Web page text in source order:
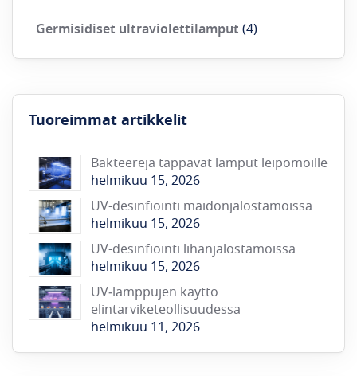
Germisidiset ultraviolettilamput (4)
Tuoreimmat artikkelit
Bakteereja tappavat lamput leipomoille
helmikuu 15, 2026
UV-desinfiointi maidonjalostamoissa
helmikuu 15, 2026
UV-desinfiointi lihanjalostamoissa
helmikuu 15, 2026
UV‑lamppujen käyttö
elintarviketeollisuudessa
helmikuu 11, 2026